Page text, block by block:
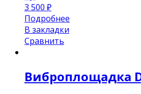
3 500 ₽
Подробнее
В закладки
Сравнить
Виброплощадка